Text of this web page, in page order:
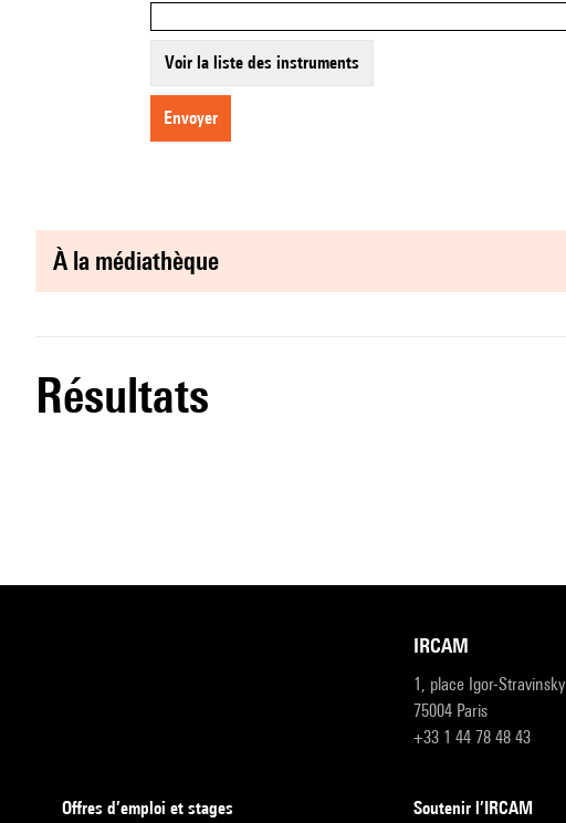
Voir la liste des instruments
envoyer
à la médiathèque
résultats
IRCAM
1, place Igor-Stravinsky
75004 Paris
+33 1 44 78 48 43
Offres d’emploi et stages
Soutenir l’IRCAM